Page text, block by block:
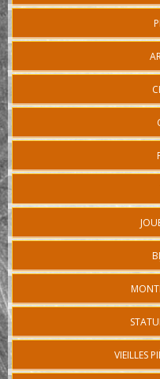
VIEILLES